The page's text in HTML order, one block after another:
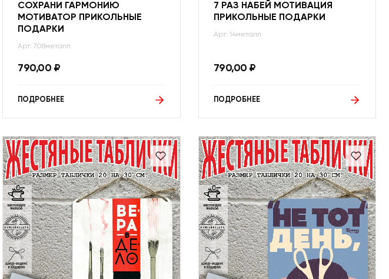
СОХРАНИ ГАРМОНИЮ
МОТИВАТОР ПРИКОЛЬНЫЕ
ПОДАРКИ
Арт: 708металл
790,00 ₽
ПОДРОБНЕЕ
7 РАЗ НАБЕЙ МОТИВАЦИЯ
ПРИКОЛЬНЫЕ ПОДАРКИ
Арт: 14металл
790,00 ₽
ПОДРОБНЕЕ